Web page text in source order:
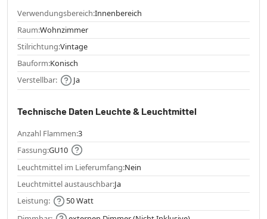
Verwendungsbereich:Innenbereich
Raum:Wohnzimmer
Stilrichtung:Vintage
Bauform:Konisch
Verstellbar:
Ja
Technische Daten Leuchte & Leuchtmittel
Anzahl Flammen:3
Fassung:GU10
Leuchtmittel im Lieferumfang:Nein
Leuchtmittel austauschbar:Ja
Leistung:
50 Watt